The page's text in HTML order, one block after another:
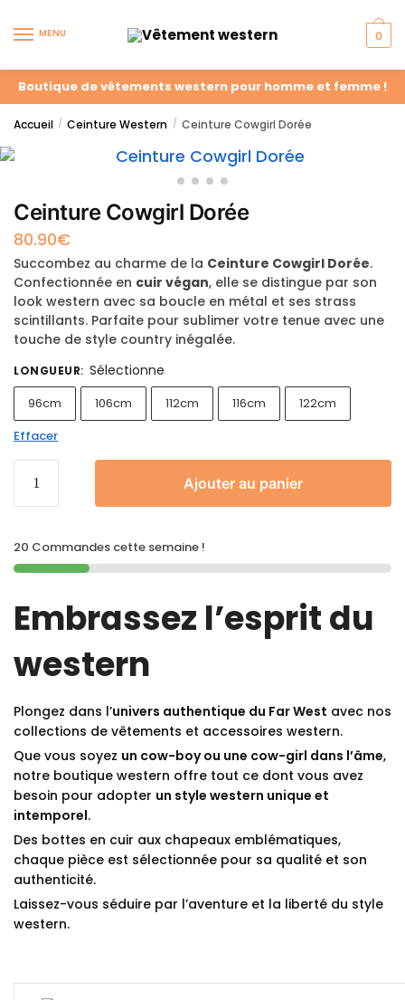
MENU 0
Boutique de vêtements western pour homme et femme !
Accueil / Ceinture Western / Ceinture Cowgirl Dorée
Ceinture Cowgirl Dorée
80.90€
Succombez au charme de la Ceinture Cowgirl Dorée.
Confectionnée en cuir végan, elle se distingue par son
look western avec sa boucle en métal et ses strass
scintillants. Parfaite pour sublimer votre tenue avec une
touche de style country inégalée.
LONGUEUR: Sélectionne
96cm 106cm 112cm 116cm
122cm
Effacer
Ajouter au panier
20 Commandes cette semaine !
Embrassez l’esprit du
western
Plongez dans l’univers authentique du Far West avec nos
collections de vêtements et accessoires western.
Que vous soyez un cow-boy ou une cow-girl dans l’âme,
notre boutique western offre tout ce dont vous avez
besoin pour adopter un style western unique et
intemporel.
Des bottes en cuir aux chapeaux emblématiques,
chaque pièce est sélectionnée pour sa qualité et son
authenticité.
Laissez-vous séduire par l’aventure et la liberté du style
western.